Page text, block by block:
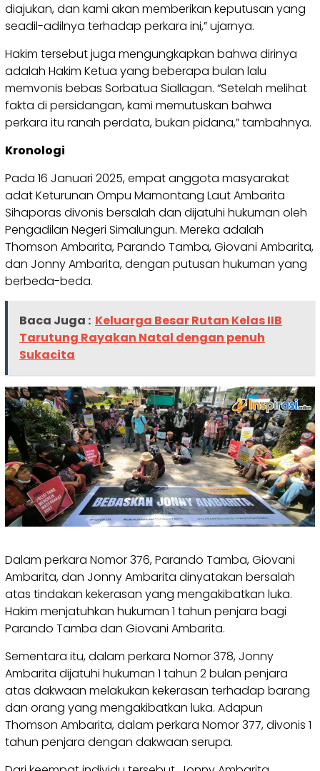
diajukan, dan kami akan memberikan keputusan yang
seadil-adilnya terhadap perkara ini,” ujarnya.
Hakim tersebut juga mengungkapkan bahwa dirinya
adalah Hakim Ketua yang beberapa bulan lalu
memvonis bebas Sorbatua Siallagan. “Setelah melihat
fakta di persidangan, kami memutuskan bahwa
perkara itu ranah perdata, bukan pidana,” tambahnya.
Kronologi
Pada 16 Januari 2025, empat anggota masyarakat
adat Keturunan Ompu Mamontang Laut Ambarita
Sihaporas divonis bersalah dan dijatuhi hukuman oleh
Pengadilan Negeri Simalungun. Mereka adalah
Thomson Ambarita, Parando Tamba, Giovani Ambarita,
dan Jonny Ambarita, dengan putusan hukuman yang
berbeda-beda.
Baca Juga : Keluarga Besar Rutan Kelas IIB
Tarutung Rayakan Natal dengan penuh
Sukacita
Dalam perkara Nomor 376, Parando Tamba, Giovani
Ambarita, dan Jonny Ambarita dinyatakan bersalah
atas tindakan kekerasan yang mengakibatkan luka.
Hakim menjatuhkan hukuman 1 tahun penjara bagi
Parando Tamba dan Giovani Ambarita.
Sementara itu, dalam perkara Nomor 378, Jonny
Ambarita dijatuhi hukuman 1 tahun 2 bulan penjara
atas dakwaan melakukan kekerasan terhadap barang
dan orang yang mengakibatkan luka. Adapun
Thomson Ambarita, dalam perkara Nomor 377, divonis 1
tahun penjara dengan dakwaan serupa.